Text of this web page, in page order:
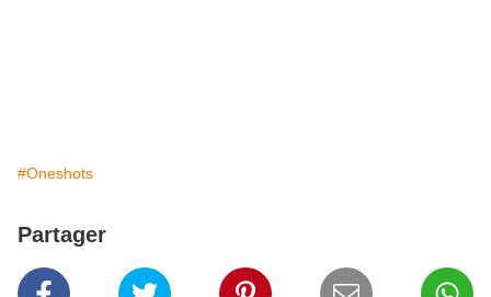
#Oneshots
Partager